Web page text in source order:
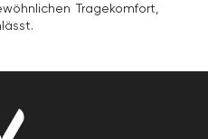
Tragekomfort,